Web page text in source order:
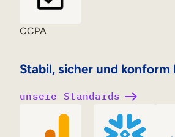
Stabil, sicher und konform
CCPA
unsere Standards